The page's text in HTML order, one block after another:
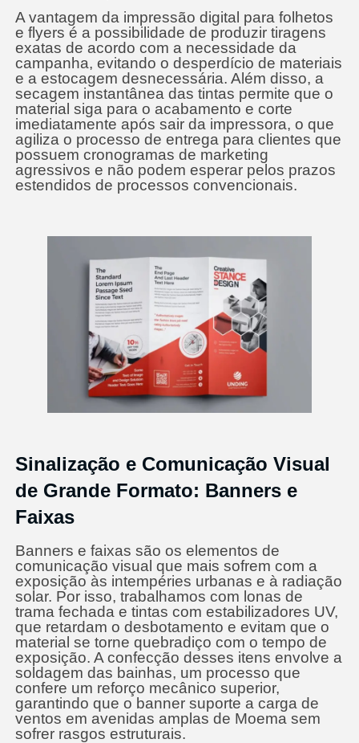
A vantagem da impressão digital para folhetos
e flyers é a possibilidade de produzir tiragens
exatas de acordo com a necessidade da
campanha, evitando o desperdício de materiais
e a estocagem desnecessária. Além disso, a
secagem instantânea das tintas permite que o
material siga para o acabamento e corte
imediatamente após sair da impressora, o que
agiliza o processo de entrega para clientes que
possuem cronogramas de marketing
agressivos e não podem esperar pelos prazos
estendidos de processos convencionais.
Sinalização e Comunicação Visual
de Grande Formato: Banners e
Faixas
Banners e faixas são os elementos de
comunicação visual que mais sofrem com a
exposição às intempéries urbanas e à radiação
solar. Por isso, trabalhamos com lonas de
trama fechada e tintas com estabilizadores UV,
que retardam o desbotamento e evitam que o
material se torne quebradiço com o tempo de
exposição. A confecção desses itens envolve a
soldagem das bainhas, um processo que
confere um reforço mecânico superior,
garantindo que o banner suporte a carga de
ventos em avenidas amplas de Moema sem
sofrer rasgos estruturais.